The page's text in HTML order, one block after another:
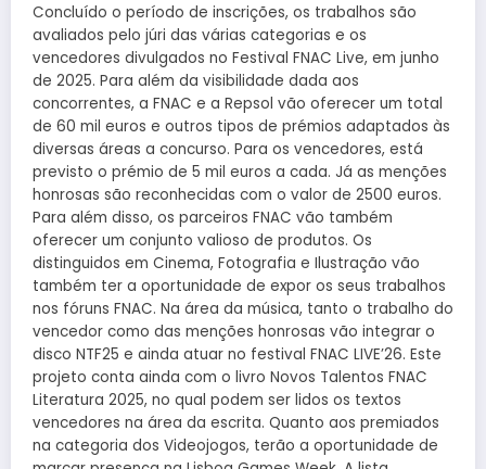
Concluído o período de inscrições, os trabalhos são
avaliados pelo júri das várias categorias e os
vencedores divulgados no Festival FNAC Live, em junho
de 2025. Para além da visibilidade dada aos
concorrentes, a FNAC e a Repsol vão oferecer um total
de 60 mil euros e outros tipos de prémios adaptados às
diversas áreas a concurso. Para os vencedores, está
previsto o prémio de 5 mil euros a cada. Já as menções
honrosas são reconhecidas com o valor de 2500 euros.
Para além disso, os parceiros FNAC vão também
oferecer um conjunto valioso de produtos. Os
distinguidos em Cinema, Fotografia e Ilustração vão
também ter a oportunidade de expor os seus trabalhos
nos fóruns FNAC. Na área da música, tanto o trabalho do
vencedor como das menções honrosas vão integrar o
disco NTF25 e ainda atuar no festival FNAC LIVE’26. Este
projeto conta ainda com o livro Novos Talentos FNAC
Literatura 2025, no qual podem ser lidos os textos
vencedores na área da escrita. Quanto aos premiados
na categoria dos Videojogos, terão a oportunidade de